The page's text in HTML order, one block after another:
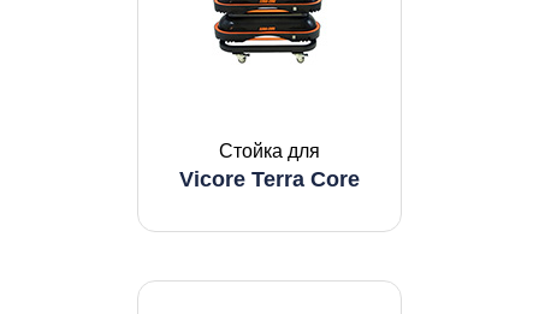
Стойка для
Vicore Terra Core